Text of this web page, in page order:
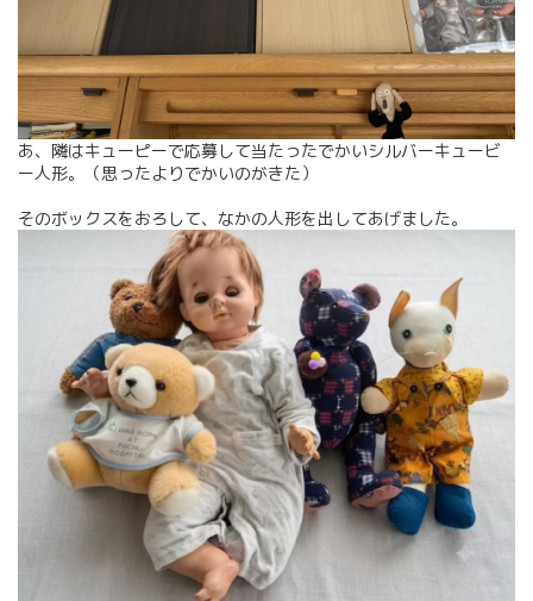
あ、隣はキューピーで応募して当たったでかいシルバーキュービ
ー人形。（思ったよりでかいのがきた）
そのボックスをおろして、なかの人形を出してあげました。